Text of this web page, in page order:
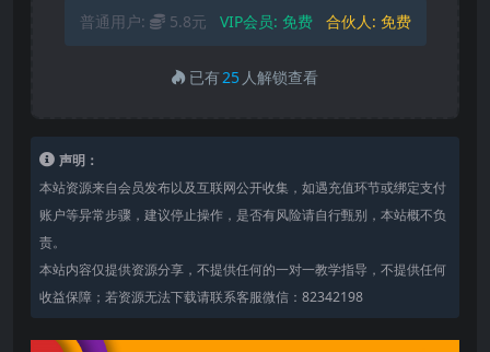
普通用户: 5.8元 VIP会员: 免费 合伙人: 免费
已有25 人解锁查看
声明：
本站资源来自会员发布以及互联网公开收集，如遇充值环节或绑定支付
账户等异常步骤，建议停止操作，是否有风险请自行甄别，本站概不负
责。
本站内容仅提供资源分享，不提供任何的一对一教学指导，不提供任何
收益保障；若资源无法下载请联系客服微信：82342198